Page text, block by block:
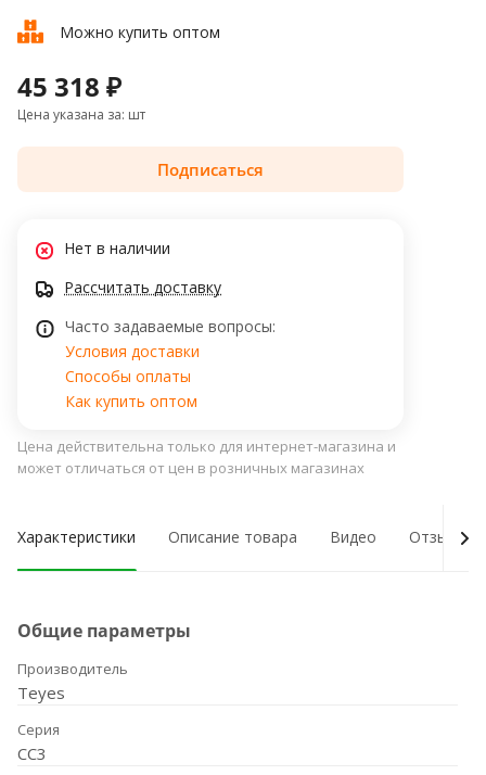
Можно купить оптом
45 318 ₽
Цена указана за: шт
Подписаться
Нет в наличии
Рассчитать доставку
Часто задаваемые вопросы:
Условия доставки
Способы оплаты
Как купить оптом
Цена действительна только для интернет-магазина и
может отличаться от цен в розничных магазинах
Характеристики Описание товара Видео Отзывы о
Общие параметры
Производитель
Teyes
Серия
CC3